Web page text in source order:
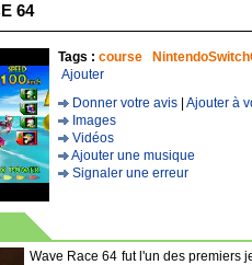
64
Tags : course
Ajouter
Donner votre avis Ajouter à
Images
Vidéos
Ajouter une musique
Signaler une erreur
Wave Race 64 fut l'un des premiers